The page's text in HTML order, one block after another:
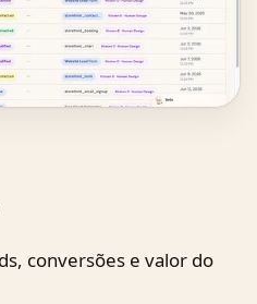
conversões e valor do